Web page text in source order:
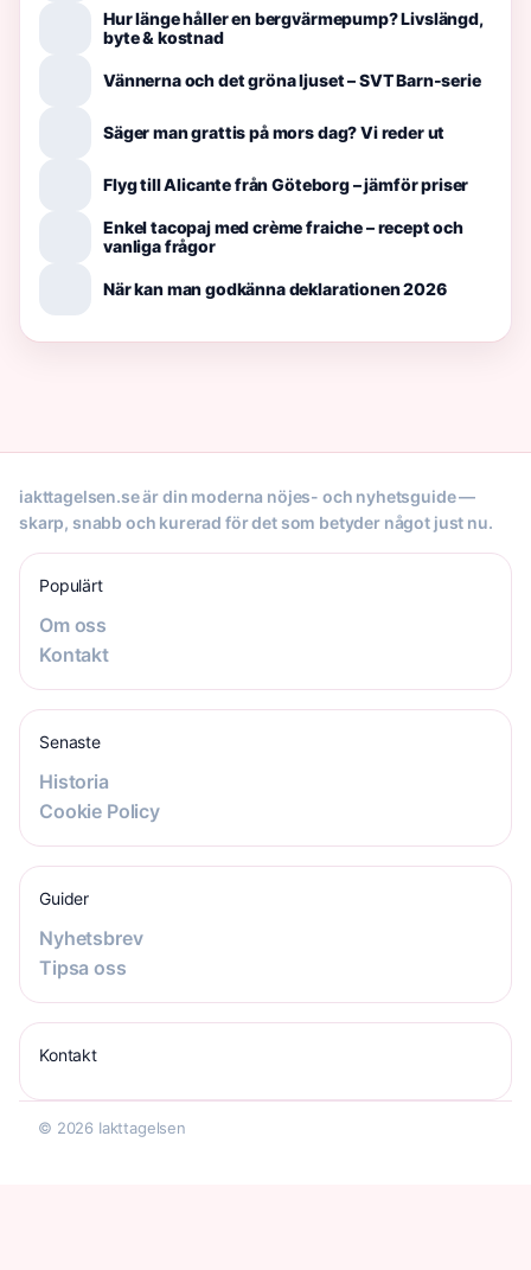
Hur länge håller en bergvärmepump? Livslängd,
byte & kostnad
Vännerna och det gröna ljuset – SVT Barn-serie
Säger man grattis på mors dag? Vi reder ut
Flyg till Alicante från Göteborg – jämför priser
Enkel tacopaj med crème fraiche – recept och
vanliga frågor
När kan man godkänna deklarationen 2026
iakttagelsen.se är din moderna nöjes- och nyhetsguide —
skarp, snabb och kurerad för det som betyder något just nu.
Populärt
Om oss
Kontakt
Senaste
Historia
Cookie Policy
Guider
Nyhetsbrev
Tipsa oss
Kontakt
© 2026 Iakttagelsen